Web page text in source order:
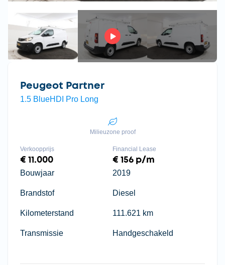
Peugeot Partner
1.5 BlueHDI Pro Long
Milieuzone proof
Verkoopprijs
€ 11.000
Financial Lease
€ 156 p/m
Bouwjaar 2019
Brandstof Diesel
Kilometerstand 111.621 km
Transmissie Handgeschakeld